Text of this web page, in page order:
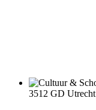
3512 GD Utrecht